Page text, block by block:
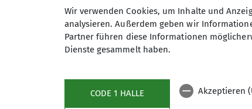
Wir verwenden Cookies, um Inhalte und
analysieren. Außerdem geben wir
Partner führen diese Informationen
Dienste gesammelt haben.
CODE 1 HALLE Akzeptieren